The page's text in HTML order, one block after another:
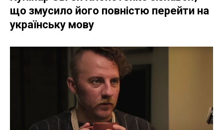
що змусило його повністю перейти на
українську мову